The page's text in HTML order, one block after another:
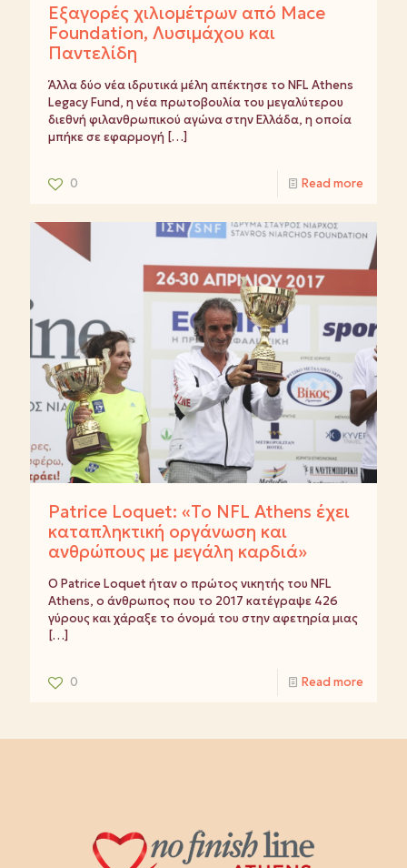
Εξαγορές χιλιομέτρων από Mace
Foundation, Λυσιμάχου και
Παντελίδη
Άλλα δύο νέα ιδρυτικά μέλη απέκτησε το NFL Athens
Legacy Fund, η νέα πρωτοβουλία του μεγαλύτερου
διεθνή φιλανθρωπικού αγώνα στην Ελλάδα, η οποία
μπήκε σε εφαρμογή […]
0 Read more
Patrice Loquet: «Το NFL Athens έχει
καταπληκτική οργάνωση και
ανθρώπους με μεγάλη καρδιά»
Ο Patrice Loquet ήταν ο πρώτος νικητής του NFL
Athens, ο άνθρωπος που το 2017 κατέγραψε 426
γύρους και χάραξε το όνομά του στην αφετηρία μιας
[…]
0 Read more